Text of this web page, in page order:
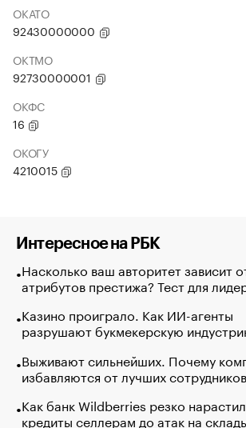
ОКАТО
92430000000
ОКТМО
92730000001
ОКФС
16
ОКОГУ
4210015
Интересное на РБК
Насколько ваш авторитет зависит
атрибутов престижа? Тест для
Казино проиграло. Как ИИ-агенты
разрушают букмекерскую
Выживают сильнейших. Почему
избавляются от лучших сотрудников
Как банк Wildberries резко нарастил
кредиты селлерам до атак на